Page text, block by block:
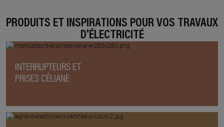
PRODUITS ET INSPIRATIONS POUR VOS TRAVAUX
D'ÉLECTRICITÉ
INTERRUPTEURS ET
PRISES CÉLIANE